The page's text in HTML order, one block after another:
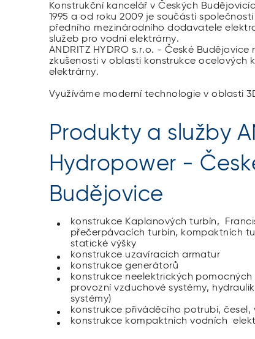
Konstrukční kancelář v Českých
1995 a od roku 2009 je součástí společnosti
předního mezinárodního dodavatele
služeb pro vodní elektrárny.
ANDRITZ HYDRO s.r.o. - České
zkušenosti v oblasti konstrukce ocelových
elektrárny.
Využíváme moderní technologie v oblasti
Produkty a služby
Hydropower -
Budějovice
konstrukce Kaplanových turbín,
přečerpávacích turbín, kompaktních
statické výšky
konstrukce uzavíracích armatur
konstrukce generátorů
konstrukce neelektrických pomocných
provozní vzduchové systémy,
systémy)
konstrukce přiváděcího potrubí, česel,
konstrukce kompaktních vodních